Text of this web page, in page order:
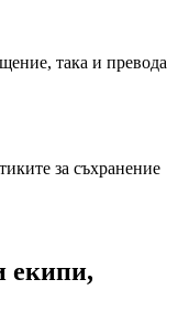
така и превода
за съхранение
екипи,